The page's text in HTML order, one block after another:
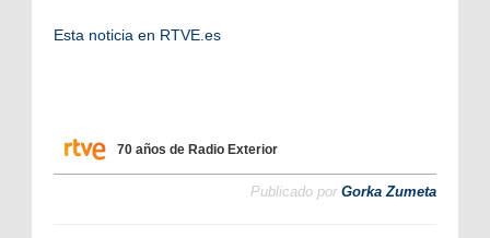
Esta noticia en RTVE.es
70 años de Radio Exterior
Publicado por Gorka Zumeta